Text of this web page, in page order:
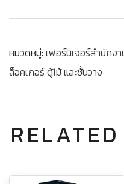
หมวดหมู่: เฟอร์นิเจอร์สำนักงา
ล็อคเกอร์ ตู้ไม้ และชั้นวาง